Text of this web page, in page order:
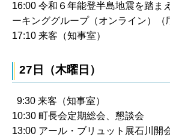
16:00 令和６年能登半島地震を踏ま
ーキンググループ（オンライン）（
17:10 来客（知事室）
27日（木曜日）
9:30 来客（知事室）
10:30 町長会定期総会、懇談会
13:00 アール・ブリュット展石川開